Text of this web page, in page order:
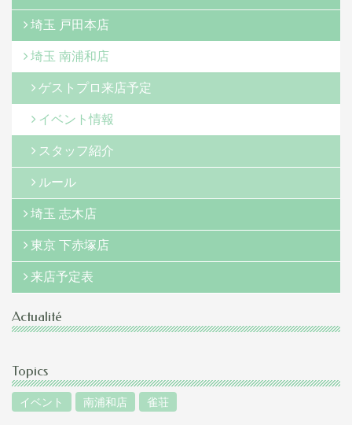
埼玉 戸田本店
埼玉 南浦和店
ゲストプロ来店予定
イベント情報
スタッフ紹介
ルール
埼玉 志木店
東京 下赤塚店
来店予定表
Actualité
Topics
イベント 南浦和店 雀荘